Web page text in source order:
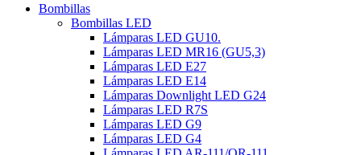
Bombillas
Bombillas LED
Lámparas LED GU10.
Lámparas LED MR16 (GU5,3)
Lámparas LED E27
Lámparas LED E14
Lámparas Downlight LED G24
Lámparas LED R7S
Lámparas LED G9
Lámparas LED G4